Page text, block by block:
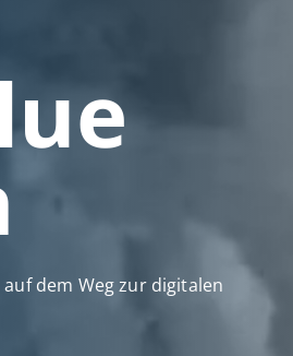
dem Weg zur digitalen